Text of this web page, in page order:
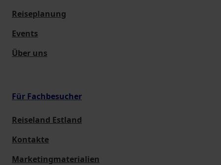
Reiseplanung
Events
Über uns
Für Fachbesucher
Reiseland Estland
Kontakte
Marketingmaterialien